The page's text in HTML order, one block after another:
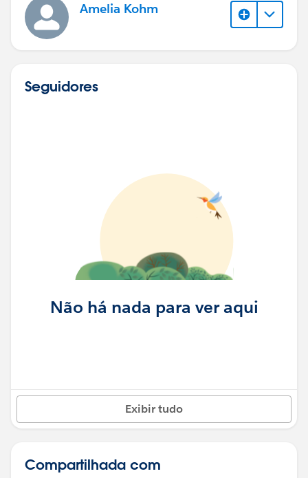
Amelia Kohm
Seguidores
Não há nada para ver aqui
Exibir tudo
Compartilhada com